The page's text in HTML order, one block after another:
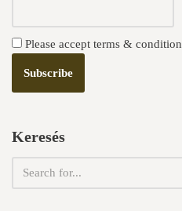
Please accept terms & condition
Keresés